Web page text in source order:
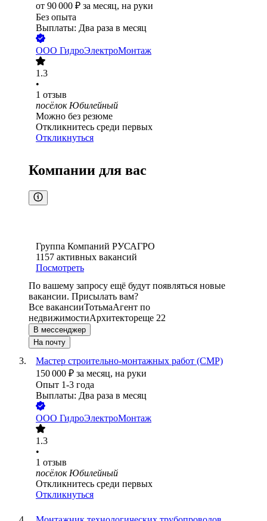
от 90 000 ₽ за месяц, на руки
Без опыта
Выплаты: Два раза в месяц
ООО ГидроЭлектроМонтаж
1.3
•
1 отзыв
посёлок Юбилейный
Можно без резюме
Откликнитесь среди первых
Откликнуться
Компании для вас
Группа Компаний РУСАГРО
1157 активных вакансий
Посмотреть
По вашему запросу ещё будут появляться новые
вакансии. Присылать вам?
Все вакансииТотьмаАгент по
недвижимостиАрхитектореще 22
В мессенджер
На почту
Мастер строительно-монтажных работ (СМР)
150 000 ₽ за месяц, на руки
Опыт 1-3 года
Выплаты: Два раза в месяц
ООО ГидроЭлектроМонтаж
1.3
•
1 отзыв
посёлок Юбилейный
Откликнитесь среди первых
Откликнуться